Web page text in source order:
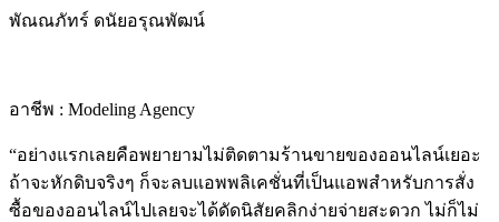
พัณณภัทร์ ดนัยอรุณพัฒน์
อาชีพ : Modeling Agency
“อย่างแรกเลยคือพยายามไม่ติดตามร้านขายของออนไลน์เยอะ
ถ้าจะหักดิบจริงๆ ก็จะลบแอพพลิเคชั่นที่เป็นแอพสำหรับการสั่ง
ซื้อของออนไลน์ไปเลยจะได้ดัดนิสัยคลิกง่ายจ่ายสะดวก ไม่ก็ไม่